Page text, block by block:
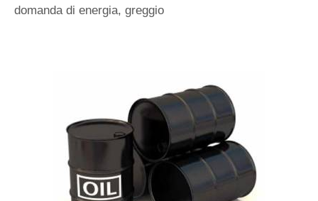
domanda di energia, greggio